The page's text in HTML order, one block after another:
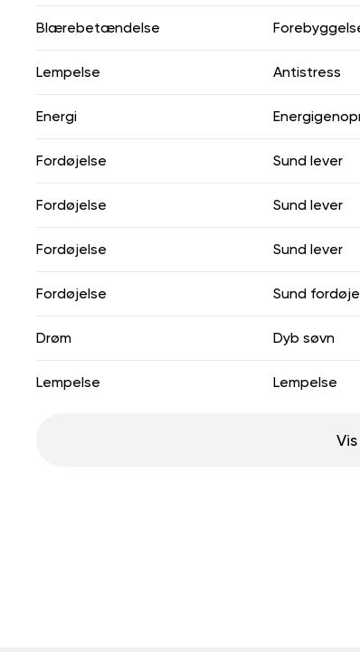
Blærebetændelse
Lempelse Antistress
Energi
Fordøjelse Sund lever
Fordøjelse Sund lever
Fordøjelse Sund lever
Fordøjelse Sund
Drøm Dyb søvn
Lempelse Lempelse